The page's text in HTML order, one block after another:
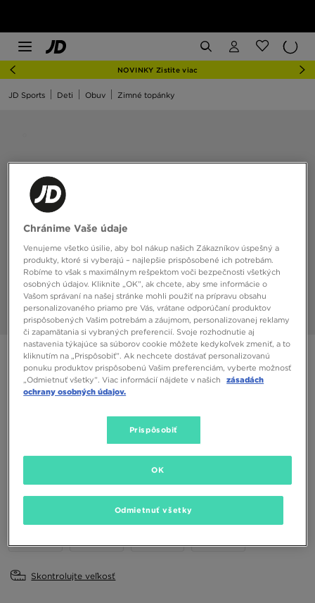
NOVINKY Zistite viac
JD Sports Deti Obuv Zimné topánky
UGG K LOWMEL
130,00 €
EU US
Skontrolujte veľkosť
Chránime Vaše údaje
Venujeme všetko úsilie, aby bol nákup našich Zákazníkov úspešný a
produkty, ktoré si vyberajú – najlepšie prispôsobené ich potrebám.
Robíme to však s maximálnym rešpektom voči bezpečnosti všetkých
osobných údajov. Kliknite „OK”, ak chcete, aby sme informácie o
Vašom správaní na našej stránke mohli použiť na prípravu obsahu
personalizovaného priamo pre Vás, vrátane odporúčaní produktov
prispôsobených Vašim potrebám a záujmom, personalizovanej reklamy
či zapamätania si vybraných preferencií. Svoje rozhodnutie aj
nastavenia týkajúce sa súborov cookie môžete kedykoľvek zmeniť, a to
kliknutím na „Prispôsobiť”. Ak nechcete dostávať personalizovanú
ponuku produktov prispôsobenú Vašim preferenciám, vyberte možnosť
„Odmietnuť všetky”. Viac informácií nájdete v našich
zásadách
ochrany osobných údajov.
Prispôsobiť
Odmietnuť všetky
OK